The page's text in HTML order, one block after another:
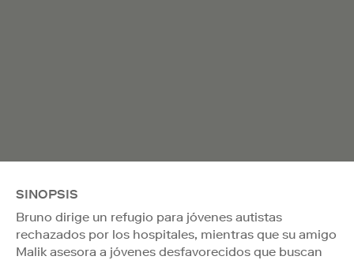
SINOPSIS
Bruno dirige un refugio para jóvenes autistas
rechazados por los hospitales, mientras que su amigo
Malik asesora a jóvenes desfavorecidos que buscan